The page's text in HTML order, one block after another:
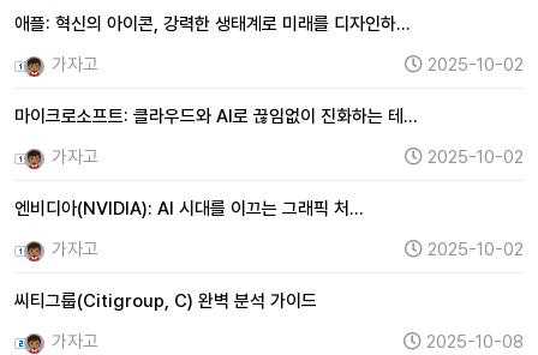
애플: 혁신의 아이콘, 강력한 생태계로 미래를 디자인하…
가자고
2025-10-02
마이크로소프트: 클라우드와 AI로 끊임없이 진화하는 테…
가자고
2025-10-02
엔비디아(NVIDIA): AI 시대를 이끄는 그래픽 처…
가자고
2025-10-02
씨티그룹(Citigroup, C) 완벽 분석 가이드
가자고
2025-10-08